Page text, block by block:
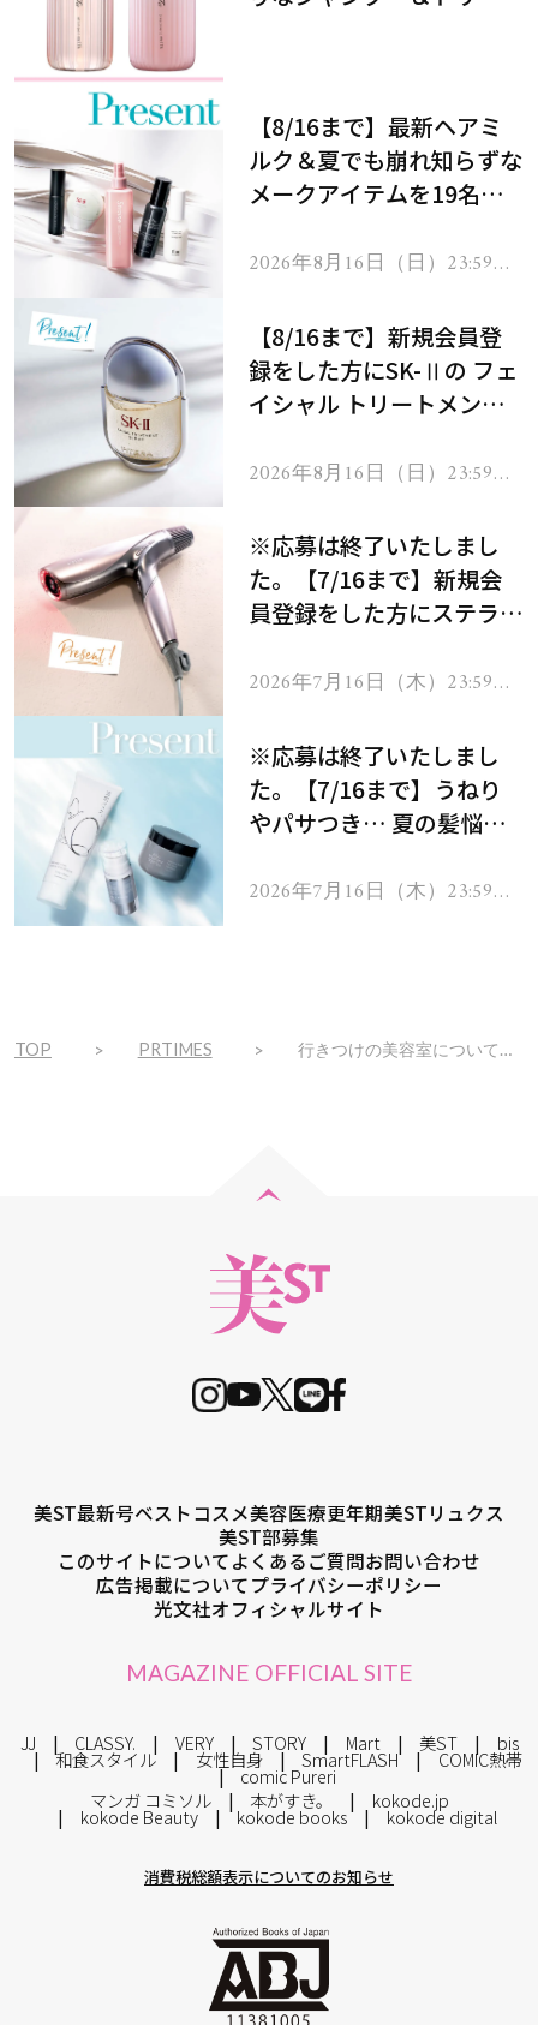
【8/16まで】最新ヘアミ
ルク＆夏でも崩れ知らずな
メークアイテムを19名様
2026年8月16日（日）23:59ま
【8/16まで】新規会員登
録をした方にSK-Ⅱの フェ
イシャル トリートメント
2026年8月16日（日）23:59ま
※応募は終了いたしまし
た。【7/16まで】新規会
員登録をした方にステラボ
ヘアドライヤー ジュエル
2026年7月16日（木）23:59ま
※応募は終了いたしまし
た。【7/16まで】うねり
やパサつき… 夏の髪悩み
ムを13名様にプレゼン
2026年7月16日（木）23:59ま
TOP PRTIMES 行きつけの美容室についての消費者調査
美ST最新号ベストコスメ美容医療更年期美STリュクス
美ST部募集
このサイトについてよくあるご質問お問い合わせ
広告掲載についてプライバシーポリシー
光文社オフィシャルサイト
MAGAZINE OFFICIAL SITE
JJ CLASSY. VERY STORY Mart 美ST bis
和食スタイル 女性自身 SmartFLASH COMIC熱帯
comic Pureri
マンガ コミソル
本がすき。 kokode.jp
kokode Beauty kokode books kokode digital
消費税総額表示についてのお知らせ